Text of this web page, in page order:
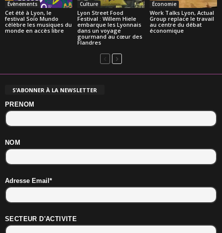
Évènements
Cet été à Lyon, le
festival Soïo Mundo
célèbre les musiques du
monde en accès libre
Culture
Lyon Street Food
Festival : Willem Hiele
embarque les Lyonnais
dans un voyage
gourmand au cœur des
Flandres
Économie
Work Talks Lyon, Actual
Group replace le travail
au centre du débat
économique
S’ABONNER À LA NEWSLETTER
PRENOM
NOM
Adresse Email*
SECTEUR D'ACTIVITE